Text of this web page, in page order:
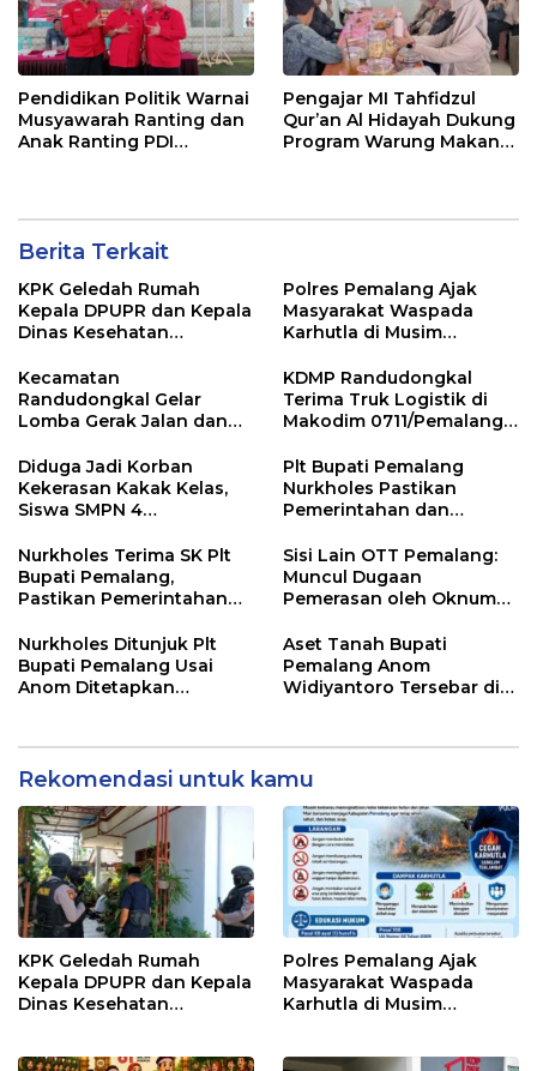
Pendidikan Politik Warnai
Musyawarah Ranting dan
Anak Ranting PDI
Pengajar MI Tahfidzul
Qur’an Al Hidayah Dukung
Program Warung Makan
Berita Terkait
KPK Geledah Rumah
Kepala DPUPR dan Kepala
Dinas Kesehatan
Polres Pemalang Ajak
Masyarakat Waspada
Karhutla di Musim
Kecamatan
Randudongkal Gelar
Lomba Gerak Jalan dan
HUT RI ke-81
KDMP Randudongkal
Terima Truk Logistik di
Makodim 0711/Pemalang
Desa
Diduga Jadi Korban
Kekerasan Kakak Kelas,
Siswa SMPN 4
Dunia
Plt Bupati Pemalang
Nurkholes Pastikan
Pemerintahan dan
Berjalan
Nurkholes Terima SK Plt
Bupati Pemalang,
Pastikan Pemerintahan
Sisi Lain OTT Pemalang:
Muncul Dugaan
Pemerasan oleh Oknum
Nurkholes Ditunjuk Plt
Bupati Pemalang Usai
Anom Ditetapkan
Aset Tanah Bupati
Pemalang Anom
Widiyantoro Tersebar di
Rekomendasi untuk kamu
KPK Geledah Rumah
Kepala DPUPR dan Kepala
Dinas Kesehatan
Polres Pemalang Ajak
Masyarakat Waspada
Karhutla di Musim